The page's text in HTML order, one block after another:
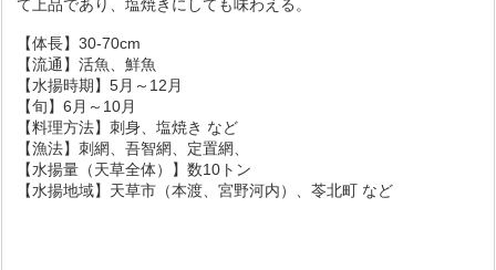
て上品であり、塩焼きにしても味わえる。
【体長】30-70cm
【流通】活魚、鮮魚
【水揚時期】5月～12月
【旬】6月～10月
【料理方法】刺身、塩焼き など
【漁法】刺網、吾智網、定置網、
【水揚量（天草全体）】数10トン
【水揚地域】天草市（本渡、宮野河内）、苓北町 など